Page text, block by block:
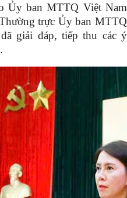
Ủy ban MTTQ Việt Nam
trực Ủy ban MTTQ
giải đáp, tiếp thu các ý